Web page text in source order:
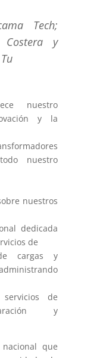
Tech;
Costera y
nuestro
y la
nuestro
nuestros
dedicada
de
cargas y
de
y
que